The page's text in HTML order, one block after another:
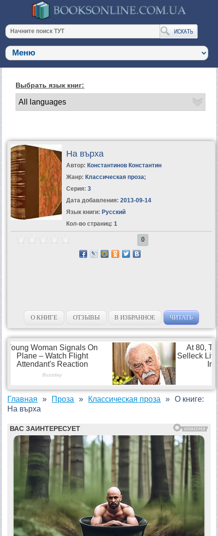
Выбрать язык книг:
На върха
Автор: Константинов Константин
Жанр: Классическая проза;
Серия: 3
Дата добавления: 2013-09-14
Язык книги: Русский
Кол-во страниц: 1
0
О КНИГЕ ОТЗЫВЫ В ИЗБРАННОЕ ЧИТАТЬ
Главная Проза Классическая проза
О книге:
На върха